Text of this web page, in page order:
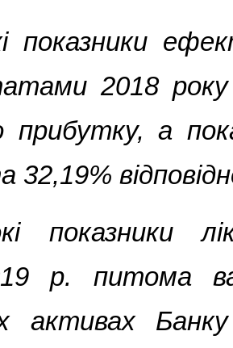
показники
2018
прибутку, а
32,19%
показники
р. питома
активах